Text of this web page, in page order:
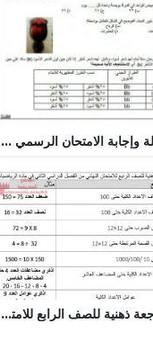
أسئلة وإجابة الامتحان الرسمي في محافظة شمال الباطنة (أحياء) التاسع
مراجعة ذهنية للصف الرابع للامتحان النهائي في الفصل الدراسي الثاني (رياضيات) الرابع